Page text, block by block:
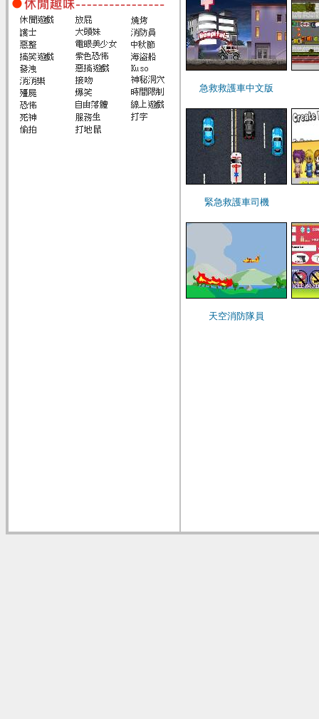
急救救護車中文版
緊急救護車司機
天空消防隊員